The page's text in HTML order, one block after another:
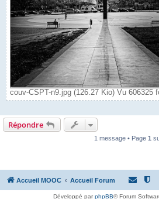
couv-CSPT-n9.jpg (126.27 Kio) Vu 606325
Répondre
1 message • Page 1
Accueil MOOC Accueil Forum
Développé parphpBB® Forum